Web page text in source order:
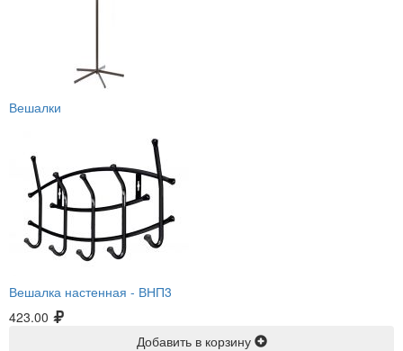
Вешалки
Вешалка настенная - ВНП3
423.00
Добавить в корзину